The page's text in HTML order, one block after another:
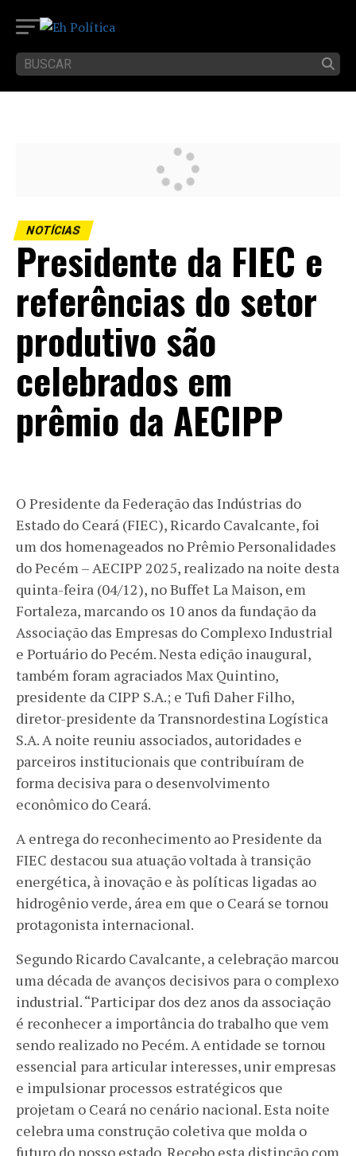
NOTÍCIAS
Presidente da FIEC e
referências do setor
produtivo são
celebrados em
prêmio da AECIPP
O Presidente da Federação das Indústrias do
Estado do Ceará (FIEC), Ricardo Cavalcante, foi
um dos homenageados no Prêmio Personalidades
do Pecém – AECIPP 2025, realizado na noite desta
quinta-feira (04/12), no Buffet La Maison, em
Fortaleza, marcando os 10 anos da fundação da
Associação das Empresas do Complexo Industrial
e Portuário do Pecém. Nesta edição inaugural,
também foram agraciados Max Quintino,
presidente da CIPP S.A.; e Tufi Daher Filho,
diretor-presidente da Transnordestina Logística
S.A. A noite reuniu associados, autoridades e
parceiros institucionais que contribuíram de
forma decisiva para o desenvolvimento
econômico do Ceará.
A entrega do reconhecimento ao Presidente da
FIEC destacou sua atuação voltada à transição
energética, à inovação e às políticas ligadas ao
hidrogênio verde, área em que o Ceará se tornou
protagonista internacional.
Segundo Ricardo Cavalcante, a celebração marcou
uma década de avanços decisivos para o complexo
industrial. “Participar dos dez anos da associação
é reconhecer a importância do trabalho que vem
sendo realizado no Pecém. A entidade se tornou
essencial para articular interesses, unir empresas
e impulsionar processos estratégicos que
projetam o Ceará no cenário nacional. Esta noite
celebra uma construção coletiva que molda o
futuro do nosso estado. Recebo esta distinção com